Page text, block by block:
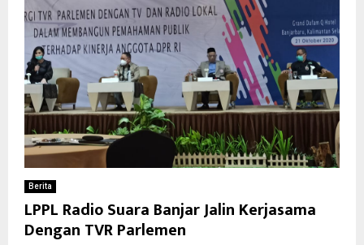
Berita
LPPL Radio Suara Banjar Jalin Kerjasama
Dengan TVR Parlemen